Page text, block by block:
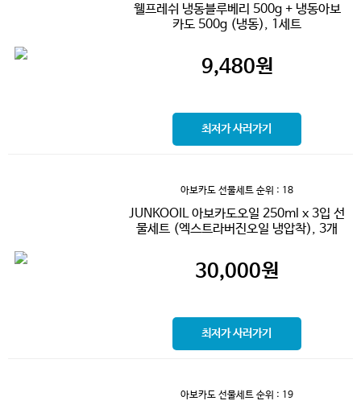
웰프레쉬 냉동블루베리 500g + 냉동아보
카도 500g (냉동), 1세트
9,480원
최저가 사러가기
아보카도 선물세트 순위 : 18
JUNKOOIL 아보카도오일 250ml x 3입 선
물세트 (엑스트라버진오일 냉압착), 3개
30,000원
최저가 사러가기
아보카도 선물세트 순위 : 19